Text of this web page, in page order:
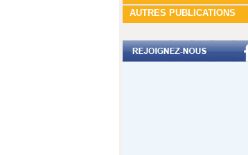
AUTRES PUBLICATIONS